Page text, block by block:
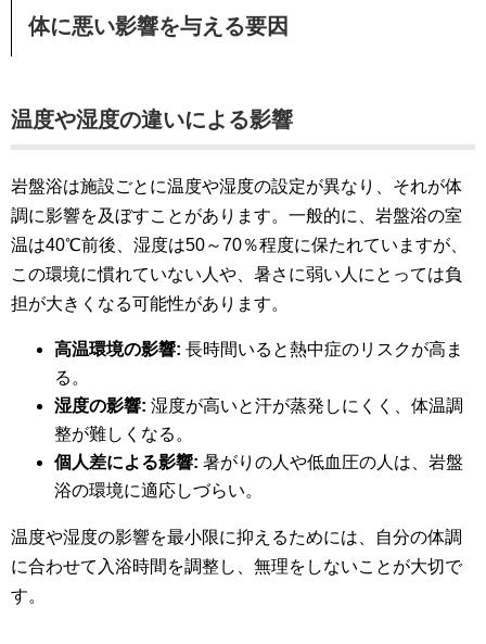
体に悪い影響を与える要因
温度や湿度の違いによる影響
岩盤浴は施設ごとに温度や湿度の設定が異なり、それが体
調に影響を及ぼすことがあります。一般的に、岩盤浴の室
温は40℃前後、湿度は50～70％程度に保たれていますが、
この環境に慣れていない人や、暑さに弱い人にとっては負
担が大きくなる可能性があります。
高温環境の影響: 長時間いると熱中症のリスクが高ま
る。
湿度の影響: 湿度が高いと汗が蒸発しにくく、体温調
整が難しくなる。
個人差による影響: 暑がりの人や低血圧の人は、岩盤
浴の環境に適応しづらい。
温度や湿度の影響を最小限に抑えるためには、自分の体調
に合わせて入浴時間を調整し、無理をしないことが大切で
す。